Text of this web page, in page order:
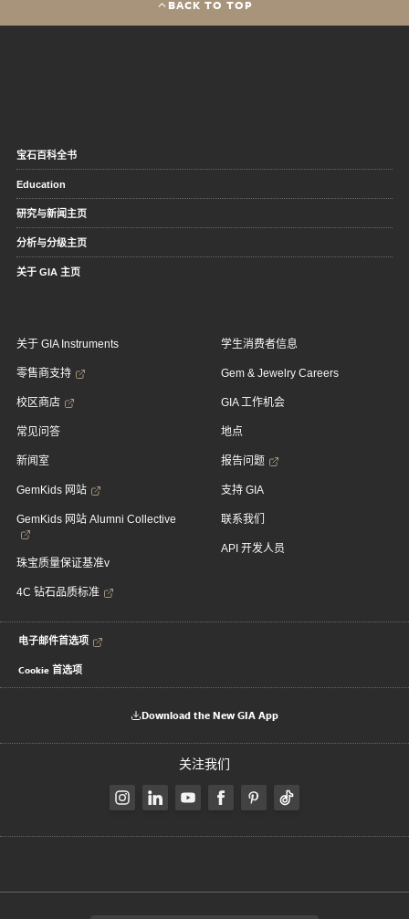
BACK TO TOP
宝石百科全书
Education
研究与新闻主页
分析与分级主页
关于 GIA 主页
关于 GIA Instruments
零售商支持
校区商店
常见问答
新闻室
GemKids 网站
GemKids 网站 Alumni Collective
珠宝质量保证基准v
4C 钻石品质标准
学生消费者信息
Gem & Jewelry Careers
GIA 工作机会
地点
报告问题
支持 GIA
联系我们
API 开发人员
电子邮件首选项
Cookie 首选项
Download the New GIA App
关注我们